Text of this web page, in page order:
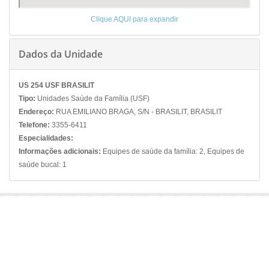
Clique AQUI para expandir
Dados da Unidade
US 254 USF BRASILIT
Tipo: Unidades Saúde da Família (USF)
Endereço: RUA EMILIANO BRAGA, S/N - BRASILIT, BRASILIT
Telefone: 3355-6411
Especialidades:
Informações adicionais: Equipes de saúde da família: 2, Equipes de
saúde bucal: 1